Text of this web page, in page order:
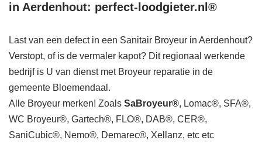
in Aerdenhout: perfect-loodgieter.nl®
Last van een defect in een Sanitair Broyeur in Aerdenhout?
Verstopt, of is de vermaler kapot? Dit regionaal werkende
bedrijf is U van dienst met Broyeur reparatie in de
gemeente Bloemendaal.
Alle Broyeur merken! Zoals SaBroyeur®, Lomac®, SFA®,
WC Broyeur®, Gartech®, FLO®, DAB®, CER®,
SaniCubic®, Nemo®, Demarec®, Xellanz, etc etc